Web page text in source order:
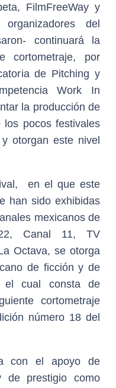
FilmFreeWay y
del
continuará la
cortometraje, por
de Pitching y
Work In
la producción de
pocos festivales
otorgan este nivel
en el que este
han sido exhibidas
mexicanos de
Canal 11, TV
Octava, se otorga
de ficción y de
el cual consta de
cortometraje
número 18 del
con el apoyo de
de prestigio como